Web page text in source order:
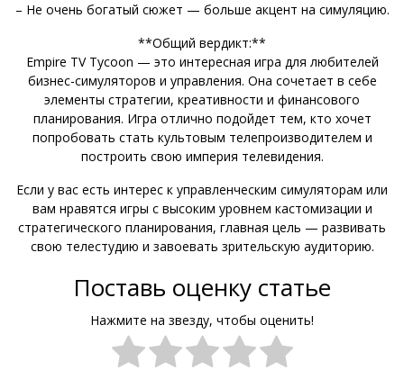
– Не очень богатый сюжет — больше акцент на симуляцию.
**Общий вердикт:**
Empire TV Tycoon — это интересная игра для любителей
бизнес-симуляторов и управления. Она сочетает в себе
элементы стратегии, креативности и финансового
планирования. Игра отлично подойдет тем, кто хочет
попробовать стать культовым телепроизводителем и
построить свою империя телевидения.
Если у вас есть интерес к управленческим симуляторам или
вам нравятся игры с высоким уровнем кастомизации и
стратегического планирования, главная цель — развивать
свою телестудию и завоевать зрительскую аудиторию.
Поставь оценку статье
Нажмите на звезду, чтобы оценить!